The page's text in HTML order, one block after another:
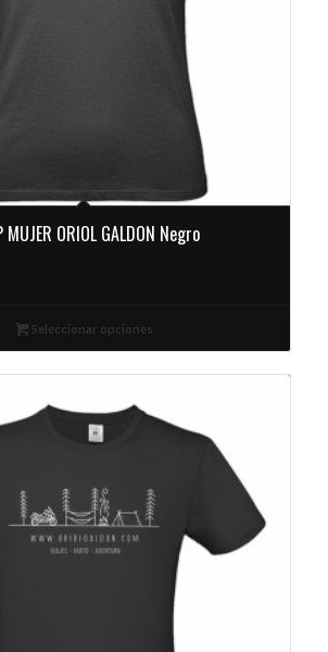
MUJER ORIOL GALDON Negro
Seleccionar opciones